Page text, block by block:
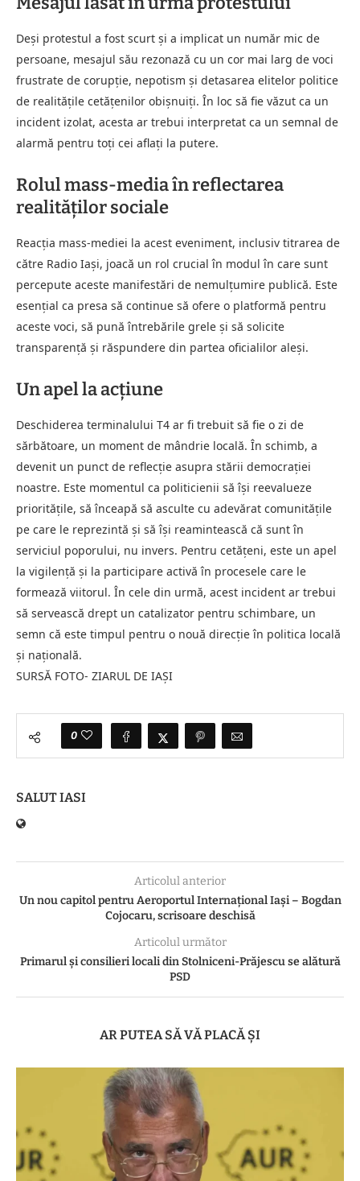
Deși protestul a fost scurt și a implicat un număr mic de
persoane, mesajul său rezonază cu un cor mai larg de voci
frustrate de corupție, nepotism și detasarea elitelor politice
de realitățile cetățenilor obișnuiți. În loc să fie văzut ca un
incident izolat, acesta ar trebui interpretat ca un semnal de
alarmă pentru toți cei aflați la putere.
Rolul mass-media în reflectarea
realităților sociale
Reacția mass-mediei la acest eveniment, inclusiv titrarea de
către Radio Iași, joacă un rol crucial în modul în care sunt
percepute aceste manifestări de nemulțumire publică. Este
esențial ca presa să continue să ofere o platformă pentru
aceste voci, să pună întrebările grele și să solicite
transparență și răspundere din partea oficialilor aleși.
Un apel la acțiune
Deschiderea terminalului T4 ar fi trebuit să fie o zi de
sărbătoare, un moment de mândrie locală. În schimb, a
devenit un punct de reflecție asupra stării democrației
noastre. Este momentul ca politicienii să își reevalueze
prioritățile, să înceapă să asculte cu adevărat comunitățile
pe care le reprezintă și să își reamintească că sunt în
serviciul poporului, nu invers. Pentru cetățeni, este un apel
la vigilență și la participare activă în procesele care le
formează viitorul. În cele din urmă, acest incident ar trebui
să servească drept un catalizator pentru schimbare, un
semn că este timpul pentru o nouă direcție în politica locală
și națională.
SURSĂ FOTO- ZIARUL DE IAȘI
0
SALUT IASI
Articolul anterior
Un nou capitol pentru Aeroportul Internațional Iași – Bogdan
Cojocaru, scrisoare deschisă
Articolul următor
Primarul și consilieri locali din Stolniceni-Prăjescu se alătură
PSD
AR PUTEA SĂ VĂ PLACĂ ȘI